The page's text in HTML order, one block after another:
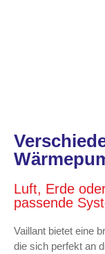
Luft, Erde
passende
Vaillant bietet eine
die sich perfekt an